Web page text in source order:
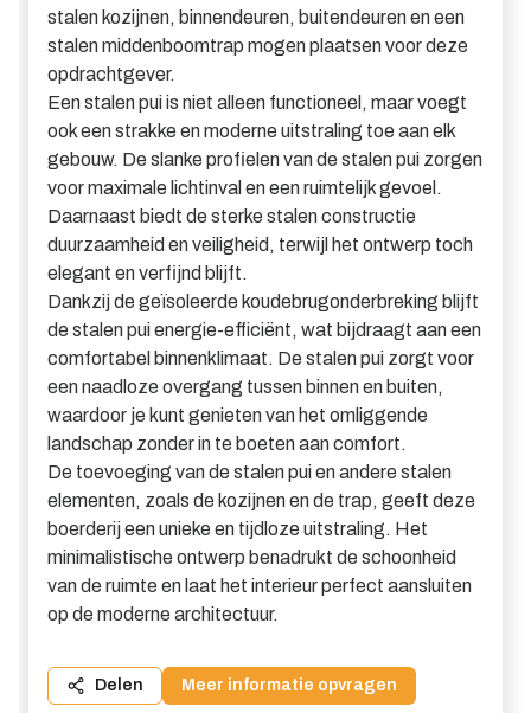
stalen kozijnen, binnendeuren, buitendeuren en een
stalen middenboomtrap mogen plaatsen voor deze
opdrachtgever.
Een stalen pui is niet alleen functioneel, maar voegt
ook een strakke en moderne uitstraling toe aan elk
gebouw. De slanke profielen van de stalen pui zorgen
voor maximale lichtinval en een ruimtelijk gevoel.
Daarnaast biedt de sterke stalen constructie
duurzaamheid en veiligheid, terwijl het ontwerp toch
elegant en verfijnd blijft.
Dankzij de geïsoleerde koudebrugonderbreking blijft
de stalen pui energie-efficiënt, wat bijdraagt aan een
comfortabel binnenklimaat. De stalen pui zorgt voor
een naadloze overgang tussen binnen en buiten,
waardoor je kunt genieten van het omliggende
landschap zonder in te boeten aan comfort.
De toevoeging van de stalen pui en andere stalen
elementen, zoals de kozijnen en de trap, geeft deze
boerderij een unieke en tijdloze uitstraling. Het
minimalistische ontwerp benadrukt de schoonheid
van de ruimte en laat het interieur perfect aansluiten
op de moderne architectuur.
Delen Meer informatie opvragen